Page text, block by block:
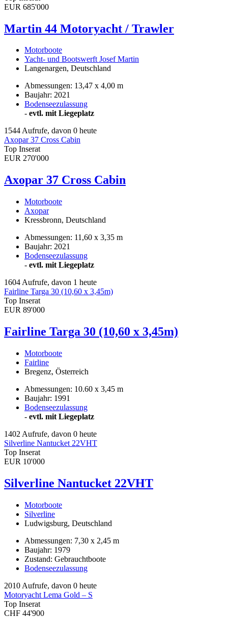
EUR 685'000
Martin 44 Motoryacht / Trawler
Motorboote
Yacht- und Bootswerft Josef Martin
Langenargen, Deutschland
Abmessungen: 13,47 x 4,00 m
Baujahr: 2021
Bodenseezulassung
- evtl. mit Liegeplatz
1544 Aufrufe, davon 0 heute
Axopar 37 Cross Cabin
Top Inserat
EUR 270'000
Axopar 37 Cross Cabin
Motorboote
Axopar
Kressbronn, Deutschland
Abmessungen: 11,60 x 3,35 m
Baujahr: 2021
Bodenseezulassung
- evtl. mit Liegeplatz
1604 Aufrufe, davon 1 heute
Fairline Targa 30 (10,60 x 3,45m)
Top Inserat
EUR 89'000
Fairline Targa 30 (10,60 x 3,45m)
Motorboote
Fairline
Bregenz, Österreich
Abmessungen: 10.60 x 3,45 m
Baujahr: 1991
Bodenseezulassung
- evtl. mit Liegeplatz
1402 Aufrufe, davon 0 heute
Silverline Nantucket 22VHT
Top Inserat
EUR 10'000
Silverline Nantucket 22VHT
Motorboote
Silverline
Ludwigsburg, Deutschland
Abmessungen: 7,30 x 2,45 m
Baujahr: 1979
Zustand: Gebrauchtboote
Bodenseezulassung
2010 Aufrufe, davon 0 heute
Motoryacht Lema Gold – S
Top Inserat
CHF 44'900